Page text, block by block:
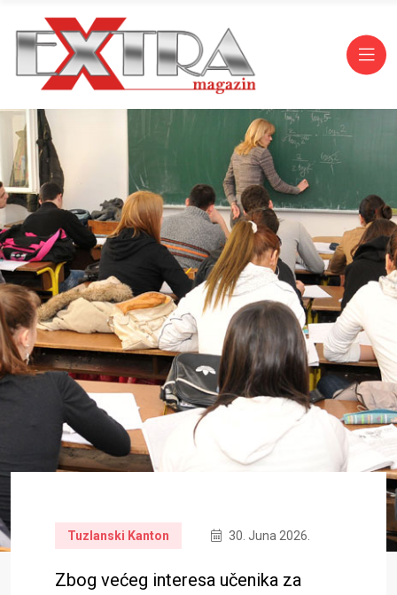
Tuzlanski Kanton 30. Juna 2026.
Zbog većeg interesa učenika za